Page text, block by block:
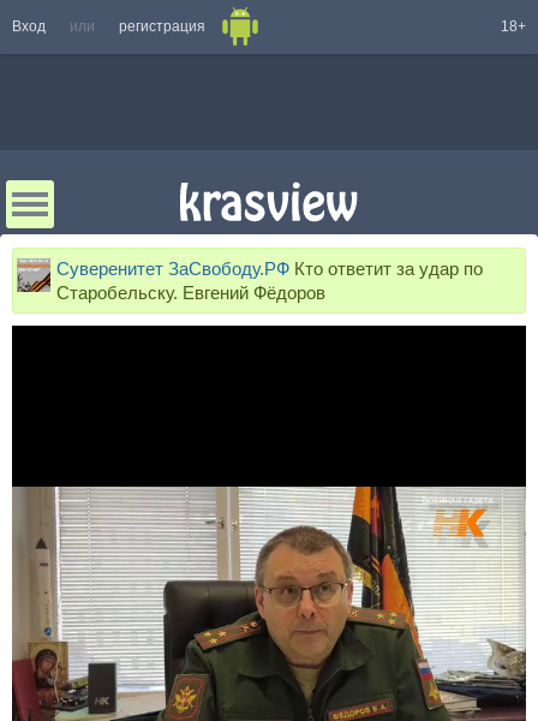
Вход или регистрация 18+
Суверенитет ЗаСвободу.РФ Кто ответит за удар по
Старобельску. Евгений Фёдоров